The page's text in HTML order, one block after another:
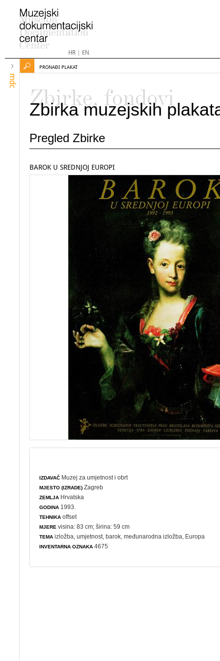
HR| EN
mdc
PRONAĐI PLAKAT
Zbirke, fondovi
Zbirka muzejskih
Pregled Zbirke
BAROK U SREDNJOJ EUROPI
IZDAVAČ Muzej za umjetnost i obrt
MJESTO (IZRADE) Zagreb
ZEMLJA Hrvatska
GODINA 1993.
TEHNIKA offset
MJERE visina: 83 cm; širina: 59 cm
TEMA izložba ,umjetnost ,barok ,međunarodna izložba , Europa
INVENTARNA OZNAKA 4675